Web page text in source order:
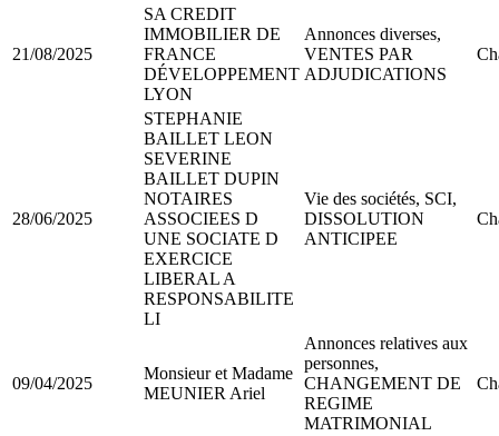
21/08/2025
SA CREDIT
IMMOBILIER DE
FRANCE
DÉVELOPPEMENT
LYON
Annonces diverses,
VENTES PAR
ADJUDICATIONS
28/06/2025
STEPHANIE
BAILLET LEON
SEVERINE
BAILLET DUPIN
NOTAIRES
ASSOCIEES D
UNE SOCIATE D
EXERCICE
LIBERAL A
RESPONSABILITE
LI
Vie des sociétés, SCI,
DISSOLUTION
ANTICIPEE
09/04/2025
Monsieur et Madame
MEUNIER Ariel
Annonces relatives aux
personnes,
CHANGEMENT DE
REGIME
MATRIMONIAL